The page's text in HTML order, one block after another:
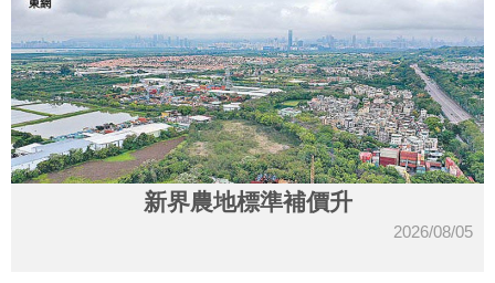
新界農地標準補價升
2026/08/05